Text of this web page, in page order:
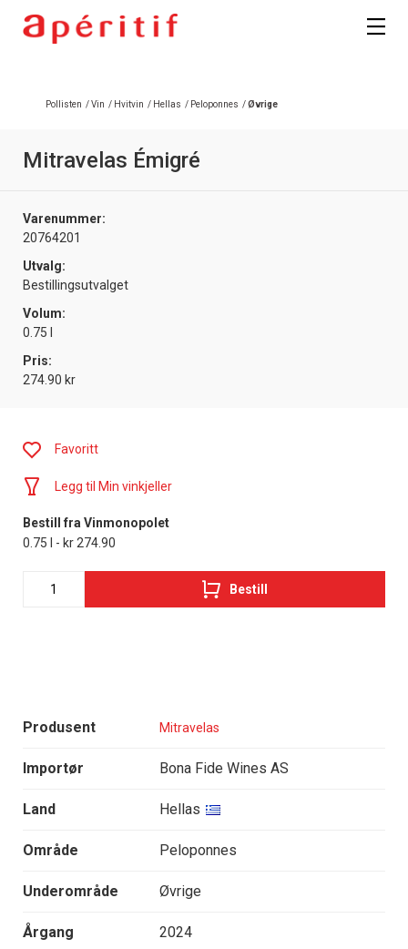
Pollisten /Vin / Hvitvin / Hellas / Peloponnes /Øvrige
Mitravelas Émigré
Varenummer:
20764201
Utvalg:
Bestillingsutvalget
Volum:
0.75 l
Pris:
274.90 kr
Produsent Mitravelas
Importør Bona Fide Wines AS
Land Hellas
Område Peloponnes
Underområde Øvrige
Årgang 2024
Favoritt
Legg til Min vinkjeller
Bestill fra Vinmonopolet
0.75 l - kr 274.90
Bestill